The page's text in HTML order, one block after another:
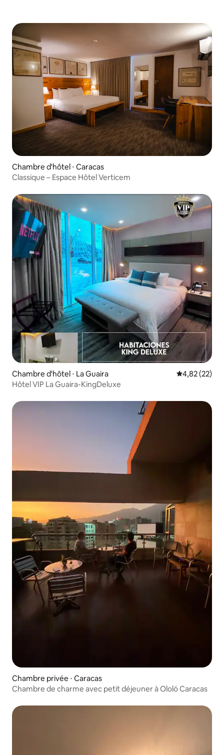
Chambre d'hôtel ⋅ Caracas
Classique – Espace Hôtel Verticem
Chambre d'hôtel ⋅ La Guaira Évaluation
4,82 (22)
Hôtel VIP La Guaira-KingDeluxe
Chambre privée ⋅ Caracas
Chambre de charme avec petit déjeuner à Ololó Caracas